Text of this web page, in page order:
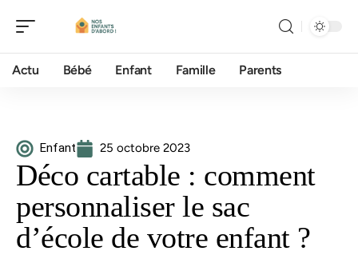
Actu Bébé Enfant Famille Parents
Enfant 25 octobre 2023
Déco cartable : comment
personnaliser le sac
d’école de votre enfant ?